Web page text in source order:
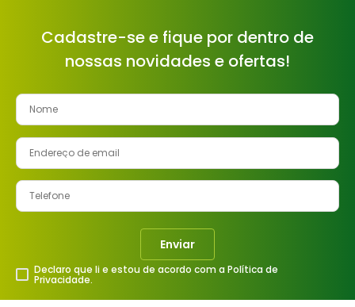
Cadastre-se e fique por dentro de
nossas novidades e ofertas!
Enviar
Declaro que li e estou de acordo com a Política de
Privacidade.